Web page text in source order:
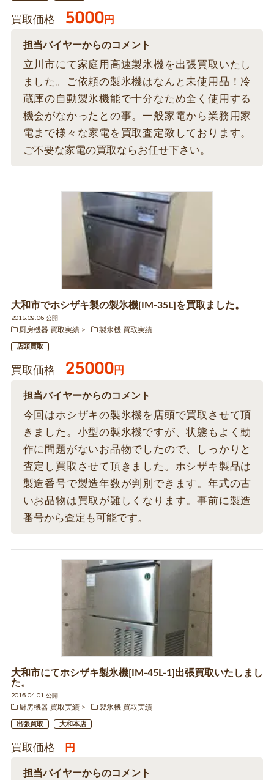
買取価格 5000円
担当バイヤーからのコメント
立川市にて家庭用高速製氷機を出張買取いたし
ました。ご依頼の製氷機はなんと未使用品！冷
蔵庫の自動製氷機能で十分なため全く使用する
機会がなかったとの事。一般家電から業務用家
電まで様々な家電を買取査定致しております。
ご不要な家電の買取ならお任せ下さい。
大和市でホシザキ製の製氷機[IM-35L]を買取ました。
2015.09.06 公開
厨房機器 買取実績
製氷機 買取実績
店頭買取
買取価格 25000円
担当バイヤーからのコメント
今回はホシザキの製氷機を店頭で買取させて頂
きました。小型の製氷機ですが、状態もよく動
作に問題がないお品物でしたので、しっかりと
査定し買取させて頂きました。ホシザキ製品は
製造番号で製造年数が判別できます。年式の古
いお品物は買取が難しくなります。事前に製造
番号から査定も可能です。
大和市にてホシザキ製氷機[IM-45L-1]出張買取いたしまし
た。
2016.04.01 公開
厨房機器 買取実績
製氷機 買取実績
出張買取 大和本店
買取価格 円
担当バイヤーからのコメント